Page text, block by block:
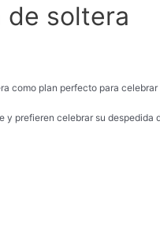
de soltera
como plan perfecto para
prefieren celebrar su despedida